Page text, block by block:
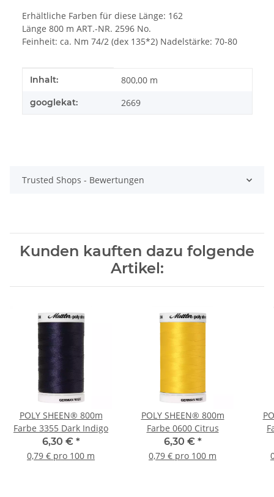
Erhältliche Farben für diese Länge: 162
Länge 800 m ART.-NR. 2596 No.
Feinheit: ca. Nm 74/2 (dex 135*2) Nadelstärke: 70-80
Produkteigenschaft
Wert
Inhalt: 800,00 m
googlekat: 2669
Trusted Shops - Bewertungen
Kunden kauften dazu folgende
Artikel:
POLY SHEEN® 800m
Farbe 3355 Dark Indigo
6,30 € *
0,79 € pro 100 m
POLY SHEEN® 800m
Farbe 0600 Citrus
6,30 € *
0,79 € pro 100 m